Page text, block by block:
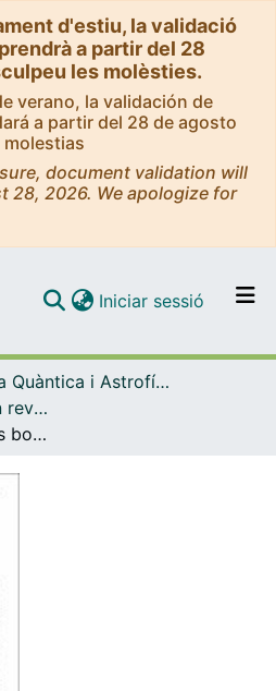
d'estiu, la validació
a partir del 28
les molèsties.
verano, la validación de
a partir del 28 de agosto
document validation will
28, 2026. We apologize for
Navega per tot el DD
Contacte
Iniciar sessió (current)
Física Quàntica i Astrofísica
Articles publicats en revistes (Física Quàntica i Astrofísica)
Identifying the Higgs boson in electron-photon collisions